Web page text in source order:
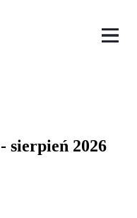
- sierpień 2026